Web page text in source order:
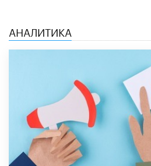
АНАЛИТИКА